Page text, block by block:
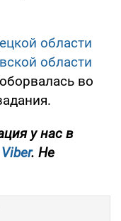
области
области
во
у нас в
Viber. Не